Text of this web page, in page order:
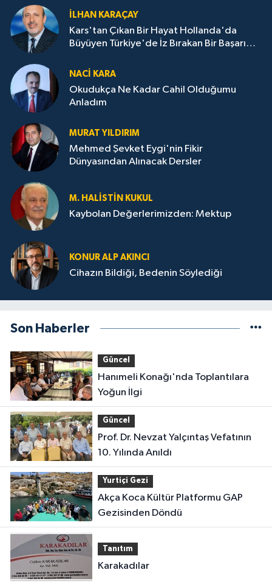
İLHAN KARAÇAY
Kars'tan Çıkan Bir Hayat Hollanda'da
Büyüyen Türkiye'de İz Bırakan Bir Başarı
NACI KARA
Okudukça Ne Kadar Cahil Olduğumu
Anladım
MURAT YILDIRIM
Mehmed Şevket Eygi'nin Fikir
Dünyasından Alınacak Dersler
M. HALISTIN KUKUL
Kaybolan Değerlerimizden: Mektup
KONUR ALP AKINCI
Cihazın Bildiği, Bedenin Söylediği
Son Haberler
Güncel
Hanımeli Konağı'nda Toplantılara
Yoğun İlgi
Güncel
Prof. Dr. Nevzat Yalçıntaş Vefatının
10. Yılında Anıldı
Yurtiçi Gezi
Akça Koca Kültür Platformu GAP
Gezisinden Döndü
Tanıtım
Karakadılar